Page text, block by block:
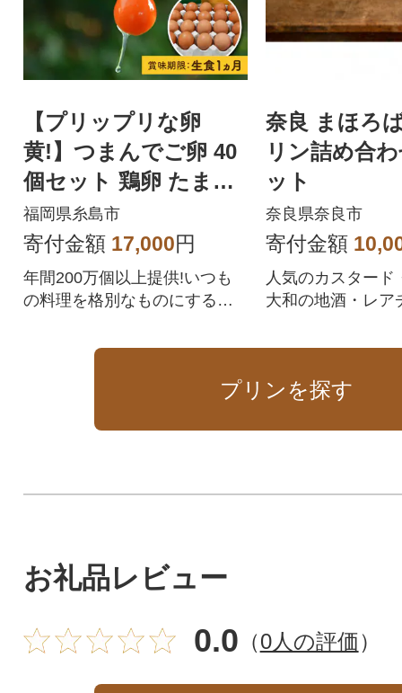
【プリップリな卵
黄!】つまんでご卵 40
個セット 鶏卵 たまご
糸島/緑の農園 [AGA01
1]
福岡県糸島市
寄付金額 17,000円
年間200万個以上提供!いつも
の料理を格別なものにする、
ゅうぎゅうにニワトリを詰め
のび育った親鶏が産んだ卵で
奈良 まほろ
リン詰め合
ット
奈良県奈良市
寄付金額
人気のカスタード
大和の地酒・レア
計6個の詰合わせ!
プリンを探す
お礼品レビュー
0.0 （0人の評価）